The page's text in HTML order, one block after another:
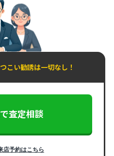
こい勧誘は一切なし！
査定相談
店予約はこちら